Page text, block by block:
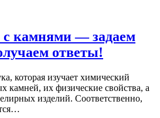
камнями — задаем
ответы!
которая изучает химический
камней, их физические свойства, а
изделий. Соответственно,